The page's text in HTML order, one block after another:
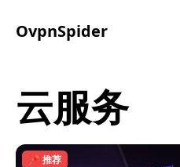
OvpnSpider
云服务
📌 推荐